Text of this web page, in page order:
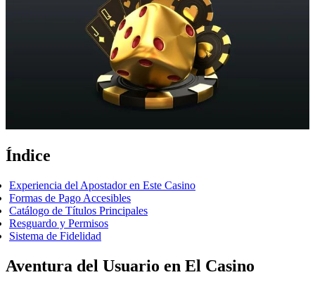
Índice
Experiencia del Apostador en Este Casino
Formas de Pago Accesibles
Catálogo de Títulos Principales
Resguardo y Permisos
Sistema de Fidelidad
Aventura del Usuario en El Casino